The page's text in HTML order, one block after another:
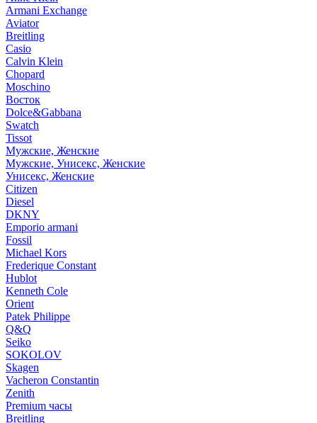
Armani Exchange
Aviator
Breitling
Casio
Calvin Klein
Chopard
Moschino
Восток
Dolce&Gabbana
Swatch
Tissot
Мужские, Женские
Мужские, Унисекс, Женские
Унисекс, Женские
Citizen
Diesel
DKNY
Emporio armani
Fossil
Michael Kors
Frederique Constant
Hublot
Kenneth Cole
Orient
Patek Philippe
Q&Q
Seiko
SOKOLOV
Skagen
Vacheron Constantin
Zenith
Premium часы
Breitling